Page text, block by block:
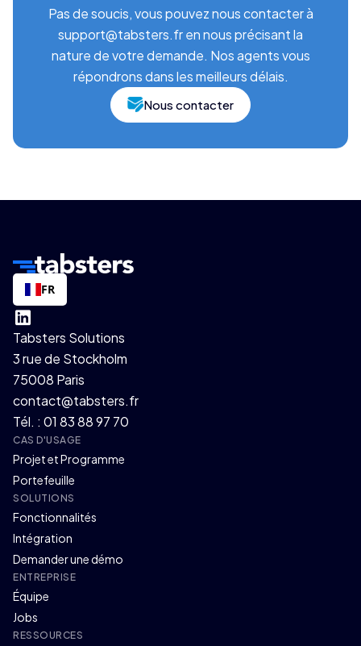
Pas de soucis, vous pouvez nous contacter à
support@tabsters.fr en nous précisant la
nature de votre demande. Nos agents vous
répondrons dans les meilleurs délais.
Nous contacter
FR
Tabsters Solutions
3 rue de Stockholm
75008 Paris
contact@tabsters.fr
Tél. : 01 83 88 97 70
CAS D'USAGE
Projet et Programme
Portefeuille
SOLUTIONS
Fonctionnalités
Intégration
Demander une démo
ENTREPRISE
Équipe
Jobs
RESSOURCES